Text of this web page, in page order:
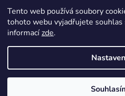
Tento web používá soubory
tohoto webu vyjadřujete souhlas
informacízde.
KLIKNETE A